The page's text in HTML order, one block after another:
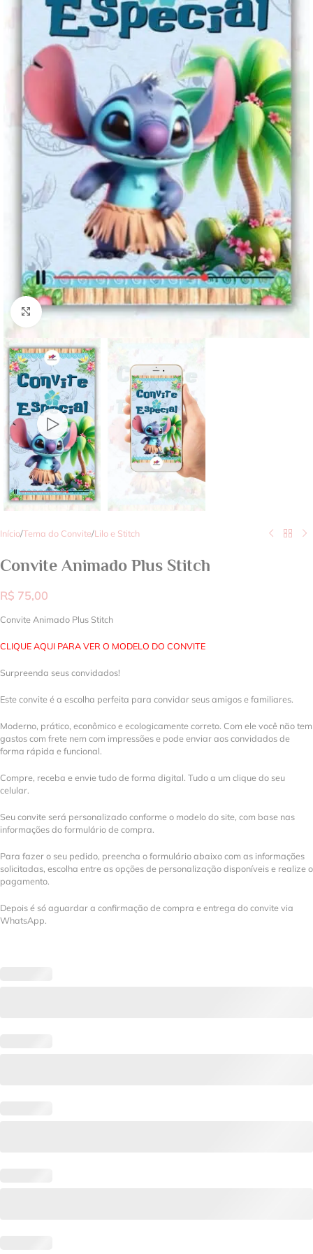
Clique para ampliar
Início/Tema do Convite/Lilo e Stitch
Convite Animado Plus Stitch
R$ 75,00
Convite Animado Plus Stitch
CLIQUE AQUI PARA VER O MODELO DO CONVITE
Surpreenda seus convidados!
Este convite é a escolha perfeita para convidar seus amigos e familiares.
Moderno, prático, econômico e ecologicamente correto. Com ele você não tem
gastos com frete nem com impressões e pode enviar aos convidados de
forma rápida e funcional.
Compre, receba e envie tudo de forma digital. Tudo a um clique do seu
celular.
Seu convite será personalizado conforme o modelo do site, com base nas
informações do formulário de compra.
Para fazer o seu pedido, preencha o formulário abaixo com as informações
solicitadas, escolha entre as opções de personalização disponíveis e realize o
pagamento.
Depois é só aguardar a confirmação de compra e entrega do convite via
WhatsApp.